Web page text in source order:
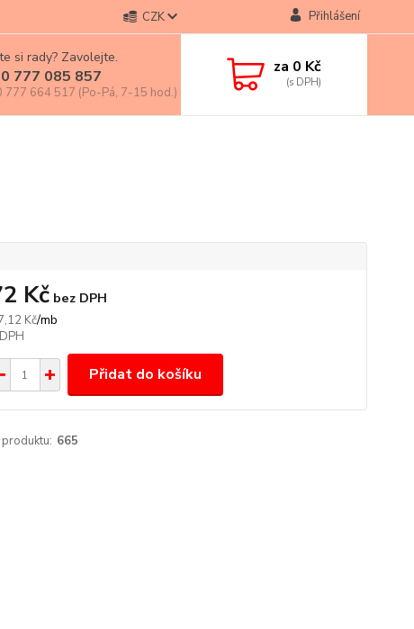
CZK Přihlášení
si rady? Zavolejte.
777 085 857
777 664 517 (Po-Pá, 7-15 hod.)
za 0 Kč
Kč/mb
Kč bez DPH
Přidat do košíku
665